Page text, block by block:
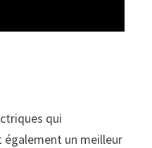
qui
également un meilleur